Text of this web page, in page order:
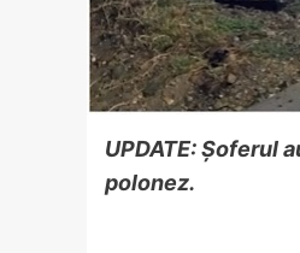
UPDATE: Șoferul
polonez.